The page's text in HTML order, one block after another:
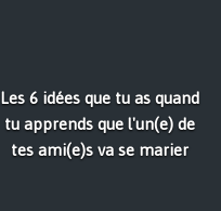
Les 6 idées que tu as quand
tu apprends que l'un(e) de
tes ami(e)s va se marier